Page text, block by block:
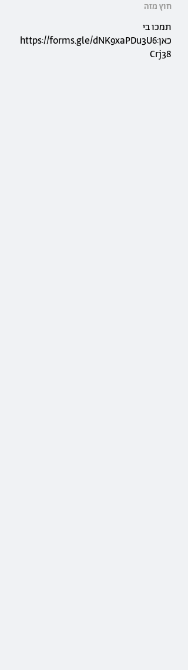
חוץ מזה
תמכו בי
כאן:https://forms.gle/dNK9xaPDu3U6
Crj38